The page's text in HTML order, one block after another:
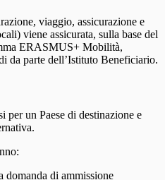
viaggio, assicurazione e
viene assicurata, sulla base del
ERASMUS+ Mobilità,
da parte dell’Istituto Beneficiario.
per un Paese di destinazione e
domanda di ammissione